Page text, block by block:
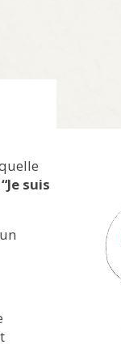
“Je suis